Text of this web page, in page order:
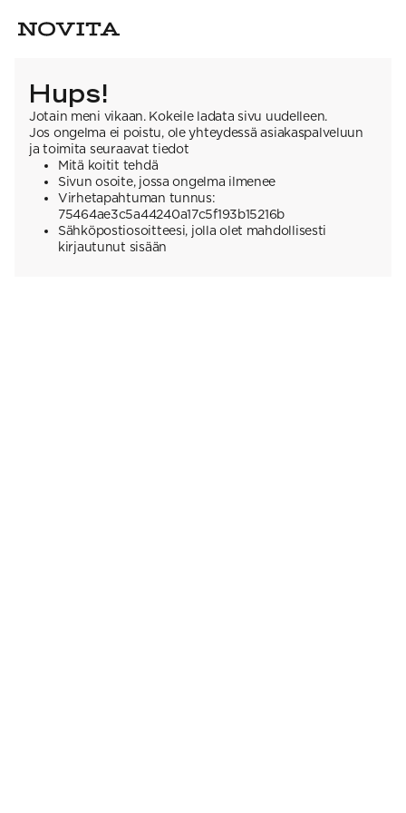
Hups!
Jotain meni vikaan. Kokeile ladata sivu uudelleen.
Jos ongelma ei poistu, ole yhteydessä asiakaspalveluun
ja toimita seuraavat tiedot
Mitä koitit tehdä
Sivun osoite, jossa ongelma ilmenee
Virhetapahtuman tunnus:
75464ae3c5a44240a17c5f193b15216b
Sähköpostiosoitteesi, jolla olet mahdollisesti
kirjautunut sisään